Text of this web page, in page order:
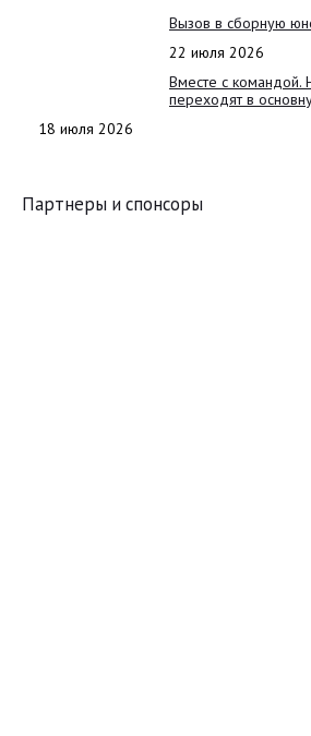
Вызов в сборную
22 июля 2026
Вместе с командой.
переходят в
18 июля 2026
Партнеры и спонсоры